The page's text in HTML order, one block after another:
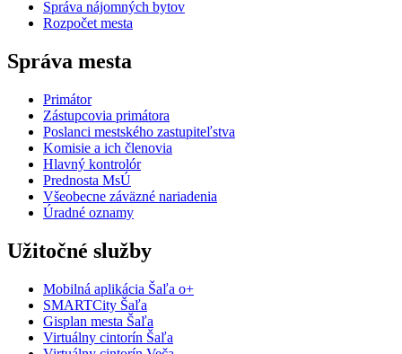
Správa nájomných bytov
Rozpočet mesta
Správa mesta
Primátor
Zástupcovia primátora
Poslanci mestského zastupiteľstva
Komisie a ich členovia
Hlavný kontrolór
Prednosta MsÚ
Všeobecne záväzné nariadenia
Úradné oznamy
Užitočné služby
Mobilná aplikácia Šaľa o+
SMARTCity Šaľa
Gisplan mesta Šaľa
Virtuálny cintorín Šaľa